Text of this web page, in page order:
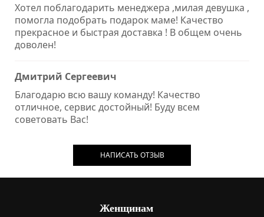
Хотел поблагодарить менеджера ,милая девушка ,
помогла подобрать подарок маме! Качество
прекрасное и быстрая доставка ! В общем очень
доволен!
Дмитрий Сергеевич
Благодарю всю вашу команду! Качество
отличное, сервис достойный! Буду всем
советовать Вас!
НАПИСАТЬ ОТЗЫВ
Женщинам